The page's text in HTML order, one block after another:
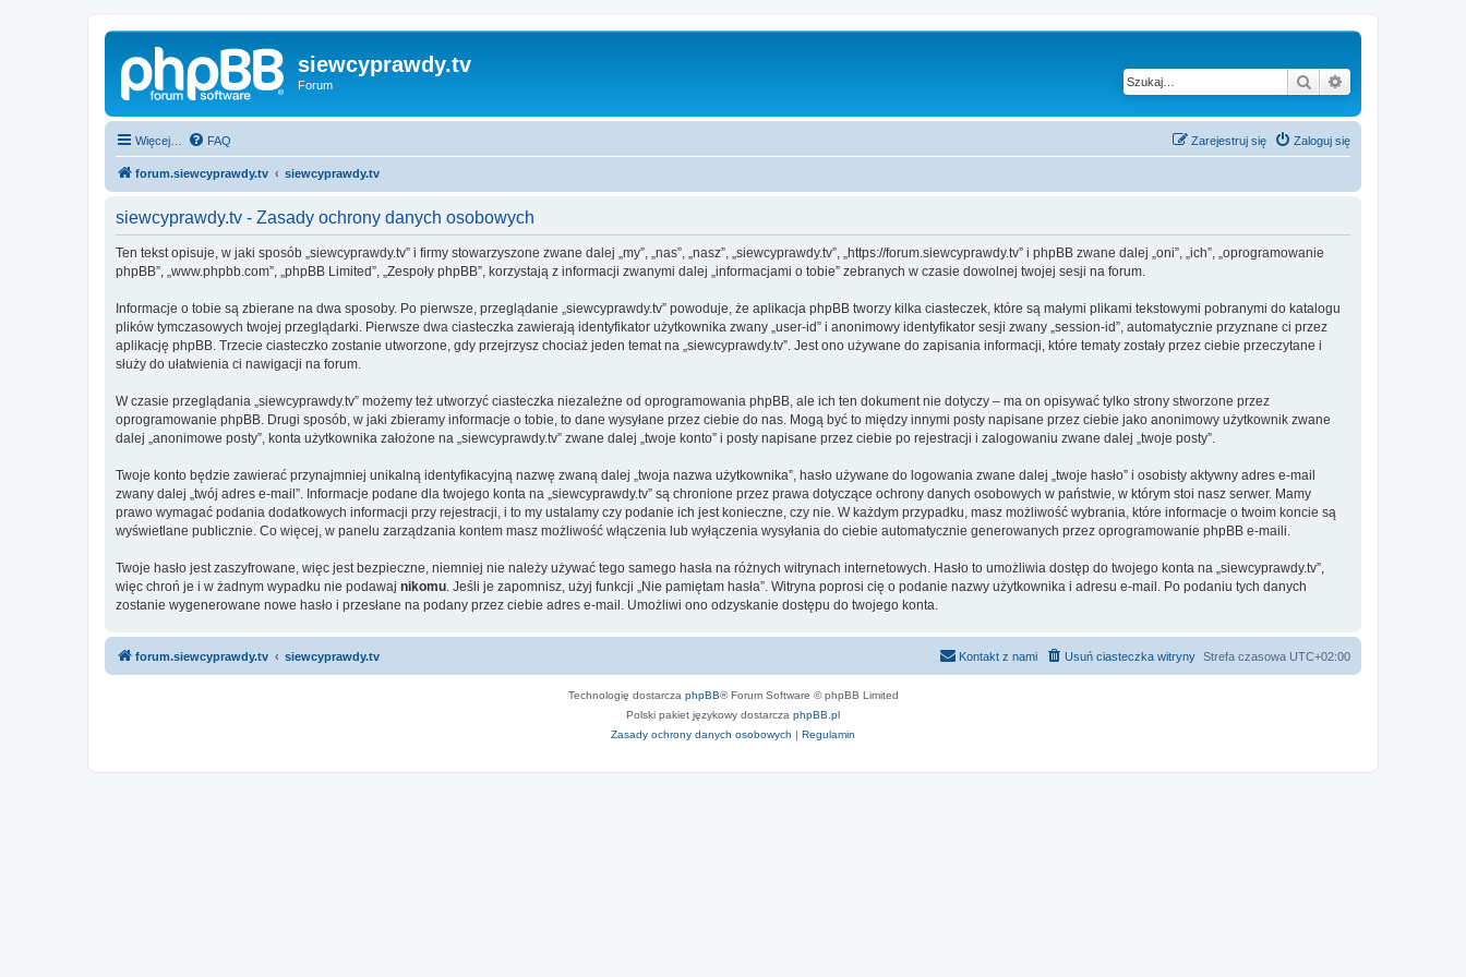
siewcyprawdy.tv
Forum Szukaj
Więcej… FAQ Zaloguj się
Zarejestruj się
forum.siewcyprawdy.tv siewcyprawdy.tv
siewcyprawdy.tv - Zasady ochrony danych osobowych
Ten tekst opisuje, w jaki sposób „siewcyprawdy.tv” i firmy stowarzyszone zwane dalej „my”, „nas”, „nasz”, „siewcyprawdy.tv”, „https://forum.siewcyprawdy.tv” i phpBB zwane dalej „oni”, „ich”, „oprogramowanie
phpBB”, „www.phpbb.com”, „phpBB Limited”, „Zespoły phpBB”, korzystają z informacji zwanymi dalej „informacjami o tobie” zebranych w czasie dowolnej twojej sesji na forum.
Informacje o tobie są zbierane na dwa sposoby. Po pierwsze, przeglądanie „siewcyprawdy.tv” powoduje, że aplikacja phpBB tworzy kilka ciasteczek, które są małymi plikami tekstowymi pobranymi do katalogu
plików tymczasowych twojej przeglądarki. Pierwsze dwa ciasteczka zawierają identyfikator użytkownika zwany „user-id” i anonimowy identyfikator sesji zwany „session-id”, automatycznie przyznane ci przez
aplikację phpBB. Trzecie ciasteczko zostanie utworzone, gdy przejrzysz chociaż jeden temat na „siewcyprawdy.tv”. Jest ono używane do zapisania informacji, które tematy zostały przez ciebie przeczytane i
służy do ułatwienia ci nawigacji na forum.
W czasie przeglądania „siewcyprawdy.tv” możemy też utworzyć ciasteczka niezależne od oprogramowania phpBB, ale ich ten dokument nie dotyczy – ma on opisywać tylko strony stworzone przez
oprogramowanie phpBB. Drugi sposób, w jaki zbieramy informacje o tobie, to dane wysyłane przez ciebie do nas. Mogą być to między innymi posty napisane przez ciebie jako anonimowy użytkownik zwane
dalej „anonimowe posty”, konta użytkownika założone na „siewcyprawdy.tv” zwane dalej „twoje konto” i posty napisane przez ciebie po rejestracji i zalogowaniu zwane dalej „twoje posty”.
Twoje konto będzie zawierać przynajmniej unikalną identyfikacyjną nazwę zwaną dalej „twoja nazwa użytkownika”, hasło używane do logowania zwane dalej „twoje hasło” i osobisty aktywny adres e-mail
zwany dalej „twój adres e-mail”. Informacje podane dla twojego konta na „siewcyprawdy.tv” są chronione przez prawa dotyczące ochrony danych osobowych w państwie, w którym stoi nasz serwer. Mamy
prawo wymagać podania dodatkowych informacji przy rejestracji, i to my ustalamy czy podanie ich jest konieczne, czy nie. W każdym przypadku, masz możliwość wybrania, które informacje o twoim koncie są
wyświetlane publicznie. Co więcej, w panelu zarządzania kontem masz możliwość włączenia lub wyłączenia wysyłania do ciebie automatycznie generowanych przez oprogramowanie phpBB e-maili.
Twoje hasło jest zaszyfrowane, więc jest bezpieczne, niemniej nie należy używać tego samego hasła na różnych witrynach internetowych. Hasło to umożliwia dostęp do twojego konta na „siewcyprawdy.tv”,
więc chroń je i w żadnym wypadku nie podawaj nikomu . Jeśli je zapomnisz, użyj funkcji „Nie pamiętam hasła”. Witryna poprosi cię o podanie nazwy użytkownika i adresu e-mail. Po podaniu tych danych
zostanie wygenerowane nowe hasło i przesłane na podany przez ciebie adres e-mail. Umożliwi ono odzyskanie dostępu do twojego konta.
forum.siewcyprawdy.tv siewcyprawdy.tv Strefa czasowa UTC+02:00
Usuń ciasteczka witryny
Kontakt z nami
Technologię dostarcza phpBB® Forum Software © phpBB Limited
Polski pakiet językowy dostarcza phpBB.pl
Zasady ochrony danych osobowych | Regulamin